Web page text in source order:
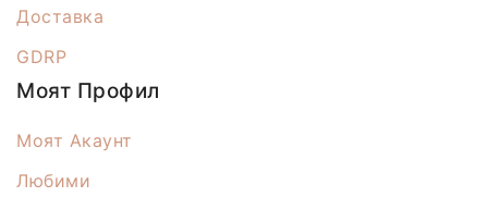
Доставка
GDRP
Моят Профил
Моят Акаунт
Любими